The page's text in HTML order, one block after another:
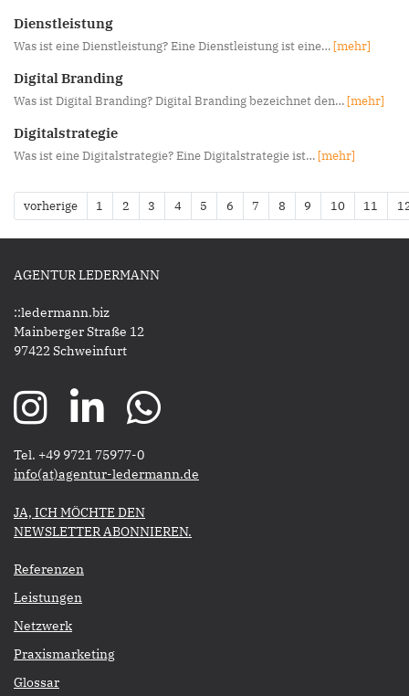
Dienstleistung
Was ist eine Dienstleistung? Eine Dienstleistung ist eine…[mehr]
Digital Branding
Was ist Digital Branding? Digital Branding bezeichnet den…[mehr]
Digitalstrategie
Was ist eine Digitalstrategie? Eine Digitalstrategie ist…[mehr]
vorherige 1 2 3 4 5 6 7 8 9 10 11
AGENTUR LEDERMANN
::ledermann.biz
Mainberger Straße 12
97422 Schweinfurt
Tel. +49 9721 75977-0
​​​​​​​info(at)agentur-ledermann.de
​​​​​JA, ICH MÖCHTE DEN
NEWSLETTER ABONNIEREN.​​​​​​​
Referenzen
Leistungen
Netzwerk
Praxismarketing
Glossar